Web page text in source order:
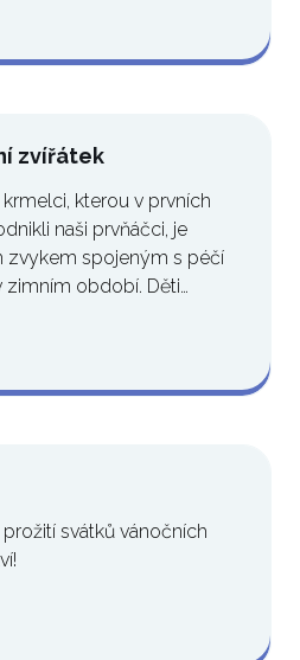
zvířátek
kterou v prvních
naši prvňáčci, je
zvykem spojeným s péčí
zimním období. Děti…
svátků vánočních